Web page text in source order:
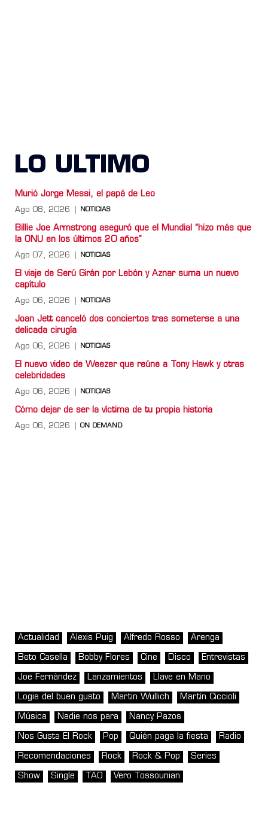
LO ULTIMO
Murió Jorge Messi, el papá de Leo
Ago 08, 2026 NOTICIAS
Billie Joe Armstrong aseguró que el Mundial “hizo más que
la ONU en los últimos 20 años”
Ago 07, 2026 NOTICIAS
El viaje de Serú Girán por Lebón y Aznar suma un nuevo
capítulo
Ago 06, 2026 NOTICIAS
Joan Jett canceló dos conciertos tras someterse a una
delicada cirugía
Ago 06, 2026 NOTICIAS
El nuevo video de Weezer que reúne a Tony Hawk y otras
celebridades
Ago 06, 2026 NOTICIAS
Cómo dejar de ser la víctima de tu propia historia
Ago 06, 2026 ON DEMAND
Actualidad Alexis Puig Alfredo Rosso Arenga
Beto Casella Bobby Flores Cine Disco Entrevistas
Joe Fernández Lanzamientos Llave en Mano
Logia del buen gusto Martin Wullich Martín Ciccioli
Música Nadie nos para Nancy Pazos
Nos Gusta El Rock Pop Quién paga la fiesta Radio
Recomendaciones Rock Rock & Pop Series
Show Single TAO Vero Tossounian